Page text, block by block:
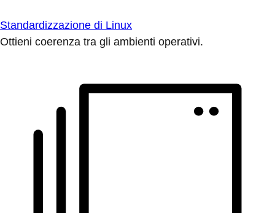
Standardizzazione di Linux
Ottieni coerenza tra gli ambienti operativi.